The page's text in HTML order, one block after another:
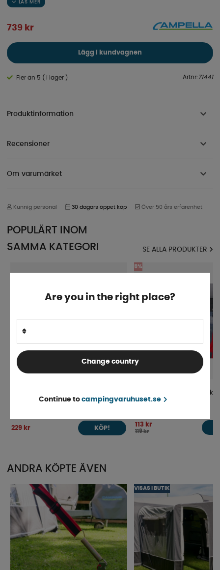
739 kr
Lägg i kundvagnen
Fler än 5 ( i lager ) Artnr: 71441
Produktinformation
Recensioner
Om varumärket
Kunnig personal 30 dagars öppet köp Över 50 års erfarenhet
POPULÄRT INOM
SAMMA KATEGORI
SE ALLA PRODUKTER
229 kr KÖP!
5%
Klädhängare med 8 krokar
113 kr
119 kr
ANDRA KÖPTE ÄVEN
VISAS I BUTIK
Are you in the right place?
Change country
Continue to campingvaruhuset.se